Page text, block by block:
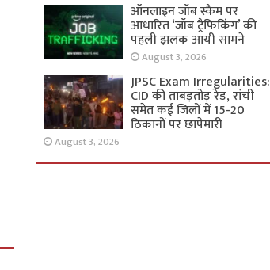
ऑनलाइन जॉब स्कैम पर
आधारित ‘जॉब ट्रैफिकिंग’ की
पहली झलक आयी सामने
August 3, 2026
JPSC Exam Irregularities:
CID की ताबड़तोड़ रेड, रांची
समेत कई जिलों में 15-20
ठिकानों पर छापेमारी
August 3, 2026